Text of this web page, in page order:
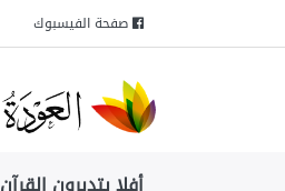
صفحة الفيسبوك